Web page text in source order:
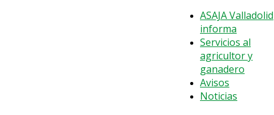
ASAJA Valladolid
informa
Servicios al
agricultor y
ganadero
Avisos
Noticias